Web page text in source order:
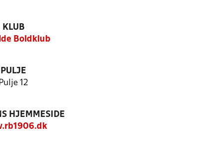
KLUB
Boldklub
PULJE
Pulje 12
HJEMMESIDE